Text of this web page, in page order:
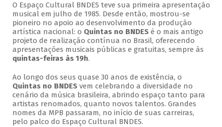
O Espaço Cultural BNDES teve sua primeira apresentação
musical em julho de 1985. Desde então, mostrou-se
pioneiro no apoio ao desenvolvimento da produção
artística nacional: o Quintas no BNDESé o mais antigo
projeto de realização contínua no Brasil, oferecendo
apresentações musicais públicas e gratuitas, sempre às
quintas-feiras às 19h.
Ao longo dos seus quase 30 anos de existência, o
Quintas no BNDESvem celebrando a diversidade no
cenário da música brasileira, abrindo espaço tanto para
artistas renomados, quanto novos talentos. Grandes
nomes da MPB passaram, no início de suas carreiras,
pelo palco do Espaço Cultural BNDES.